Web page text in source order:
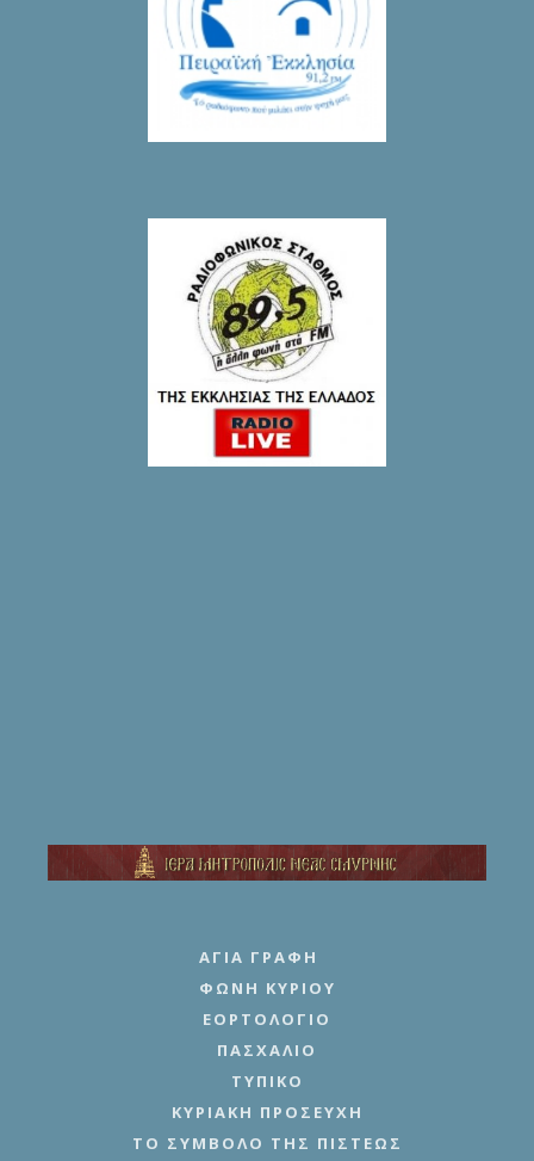
ΑΓΊΑ ΓΡΑΦΉ
ΦΩΝΉ ΚΥΡΊΟΥ
ΕΟΡΤΟΛΌΓΙΟ
ΠΑΣΧΆΛΙΟ
ΤΥΠΙΚΌ
ΚΥΡΙΑΚΉ ΠΡΟΣΕΥΧΉ
ΤΟ ΣΎΜΒΟΛΟ ΤΗΣ ΠΊΣΤΕΩΣ